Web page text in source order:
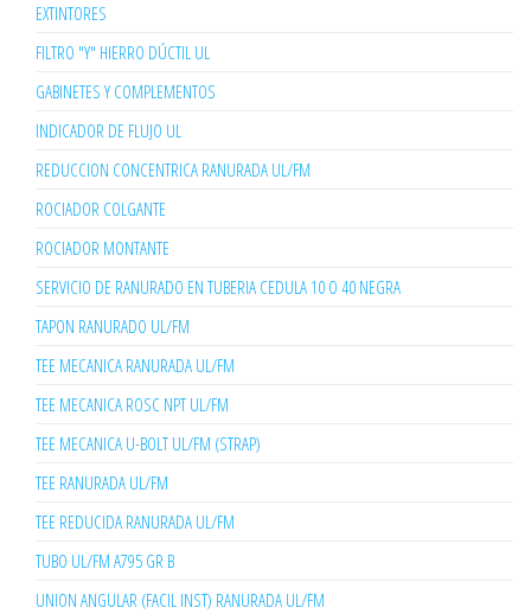
EXTINTORES
FILTRO "Y" HIERRO DÚCTIL UL
GABINETES Y COMPLEMENTOS
INDICADOR DE FLUJO UL
REDUCCION CONCENTRICA RANURADA UL/FM
ROCIADOR COLGANTE
ROCIADOR MONTANTE
SERVICIO DE RANURADO EN TUBERIA CEDULA 10 O 40 NEGRA
TAPON RANURADO UL/FM
TEE MECANICA RANURADA UL/FM
TEE MECANICA ROSC NPT UL/FM
TEE MECANICA U-BOLT UL/FM (STRAP)
TEE RANURADA UL/FM
TEE REDUCIDA RANURADA UL/FM
TUBO UL/FM A795 GR B
UNION ANGULAR (FACIL INST) RANURADA UL/FM